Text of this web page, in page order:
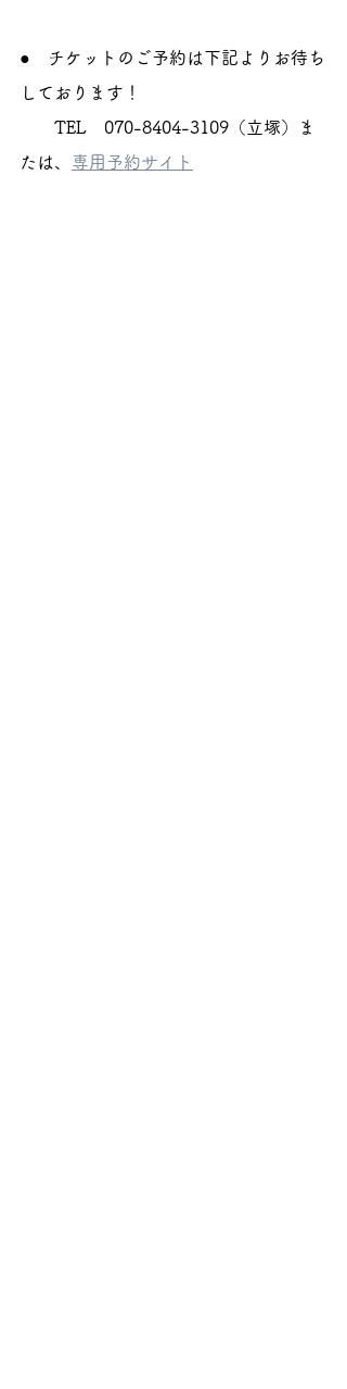
●　チケットのご予約は下記よりお待ち
しております！
TEL　070-8404-3109（立塚）ま
たは、 専用予約サイト